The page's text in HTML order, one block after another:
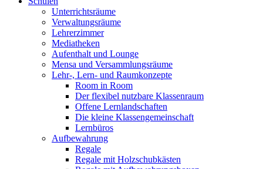
Unterrichtsräume
Verwaltungsräume
Lehrerzimmer
Mediatheken
Aufenthalt und Lounge
Mensa und Versammlungsräume
Lehr-, Lern- und Raumkonzepte
Room in Room
Der flexibel nutzbare Klassenraum
Offene Lernlandschaften
Die kleine Klassengemeinschaft
Lernbüros
Aufbewahrung
Regale
Regale mit Holzschubkästen